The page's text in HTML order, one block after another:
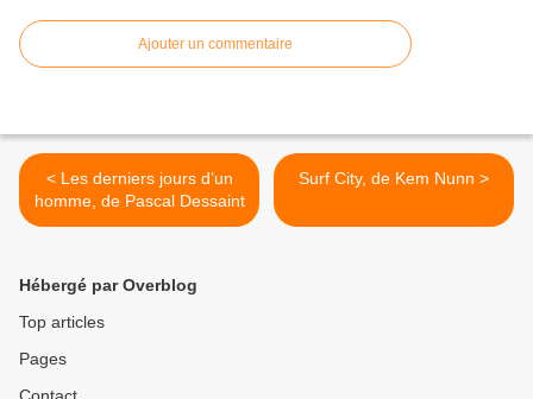
Ajouter un commentaire
< Les derniers jours d’un
homme, de Pascal Dessaint
Surf City, de Kem Nunn >
Hébergé par Overblog
Top articles
Pages